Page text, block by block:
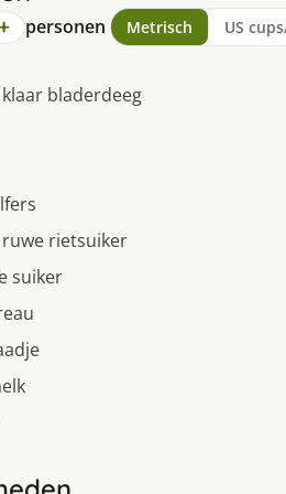
+ personen Metrisch US
bladerdeeg
rietsuiker
suiker